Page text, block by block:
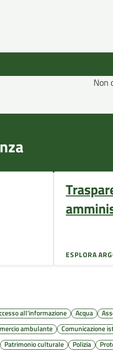
Non
ESPLORA
all'informazione
Acqua
ambulante
Comunicazione
Patrimonio culturale Polizia